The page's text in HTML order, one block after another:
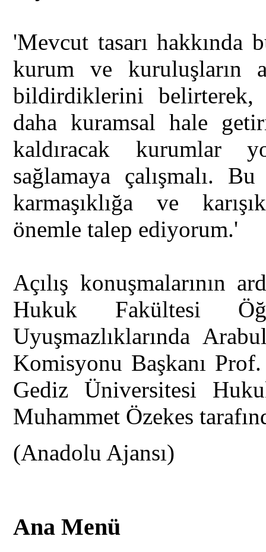
'Mevcut tasarı hakkında
kurum ve kuruluşların
bildirdiklerini
daha kuramsal hale
kaldıracak kurumlar
sağlamaya çalışmalı.
karmaşıklığa ve
önemle talep ediyorum.'
Açılış konuşmalarının
Hukuk Fakültesi
Uyuşmazlıklarında
Komisyonu Başkanı
Gediz Üniversitesi
Muhammet Özekes
(Anadolu Ajansı)
Ana Menü